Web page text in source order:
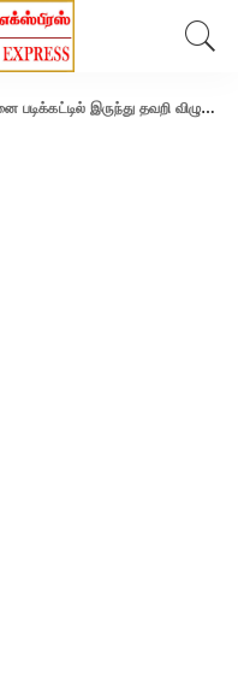
இருந்து தவறி விழுந்து மூதாட்டி சாவு .